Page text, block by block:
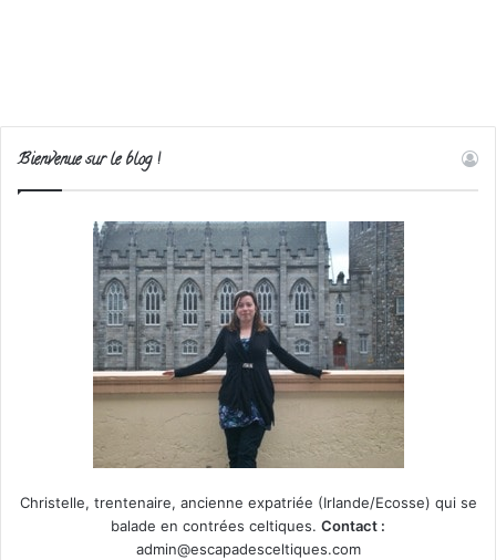
Bienvenue sur le blog !
Christelle, trentenaire, ancienne expatriée (Irlande/Ecosse) qui se
balade en contrées celtiques. Contact :
admin@escapadesceltiques.com